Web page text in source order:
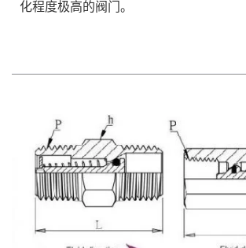
化程度极高的阀门。